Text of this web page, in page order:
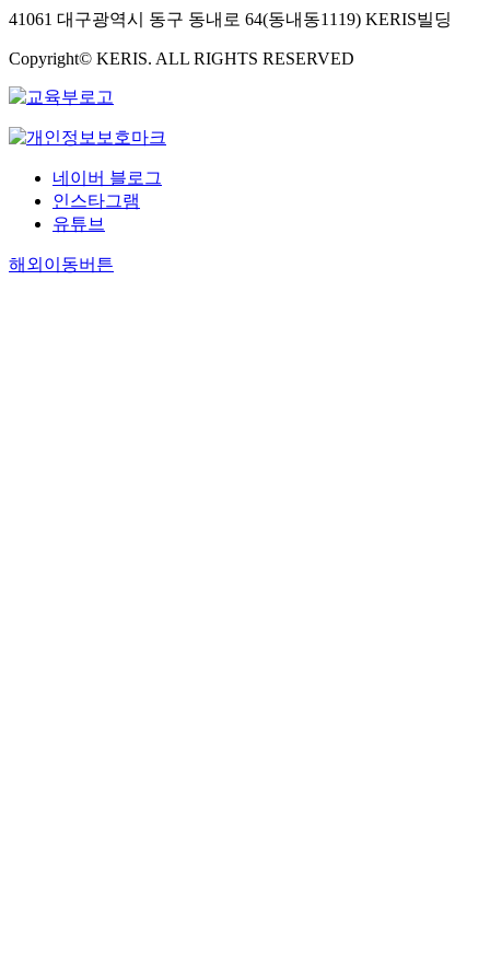
41061 대구광역시 동구 동내로 64(동내동1119) KERIS빌딩
Copyright© KERIS. ALL RIGHTS RESERVED
네이버 블로그
인스타그램
유튜브
해외이동버튼